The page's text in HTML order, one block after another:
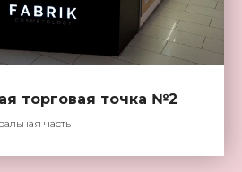
торговая точка №2
часть